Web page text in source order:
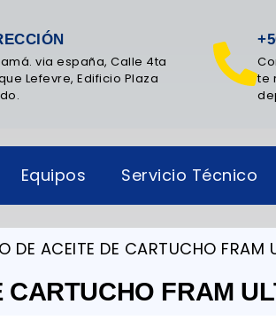
via españa, Calle 4ta
Lefevre, Edificio Plaza
te
Equipos Servicio Técnico
DE ACEITE DE CARTUCHO FRAM
CARTUCHO FRAM